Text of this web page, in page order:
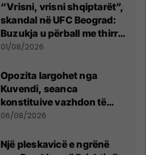
“Vrisni, vrisni shqiptarët”,
skandal në UFC Beograd:
Buzukja u përball me thirrje
anti-shqiptare nga
01/08/2026
Opozita largohet nga
Kuvendi, seanca
konstituive vazhdon të
shtunën në orën 11:00
06/08/2026
Një pleskavicë e ngrënë